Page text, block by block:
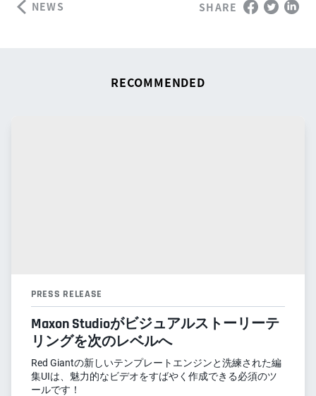
NEWS SHARE
RECOMMENDED
PRESS RELEASE
Maxon Studioがビジュアルストーリーテ
リングを次のレベルへ
Red Giantの新しいテンプレートエンジンと洗練された編
集UIは、魅力的なビデオをすばやく作成できる必須のツ
ールです！